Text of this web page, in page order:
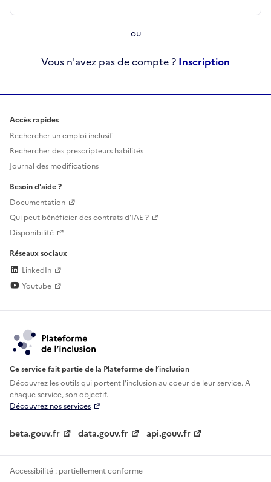
Vous n'avez pas de compte ? Inscription
Accès rapides
Rechercher un emploi inclusif
Rechercher des prescripteurs habilités
Journal des modifications
Besoin d'aide ?
Documentation
Qui peut bénéficier des contrats d'IAE ?
Disponibilité
Réseaux sociaux
LinkedIn
Youtube
Ce service fait partie de la Plateforme de l’inclusion
Découvrez les outils qui portent l'inclusion aucoeur de leur service. A
chaque service, son objectif.
Découvrez nos services
beta.gouv.fr data.gouv.fr api.gouv.fr
Accessibilité : partiellement conforme